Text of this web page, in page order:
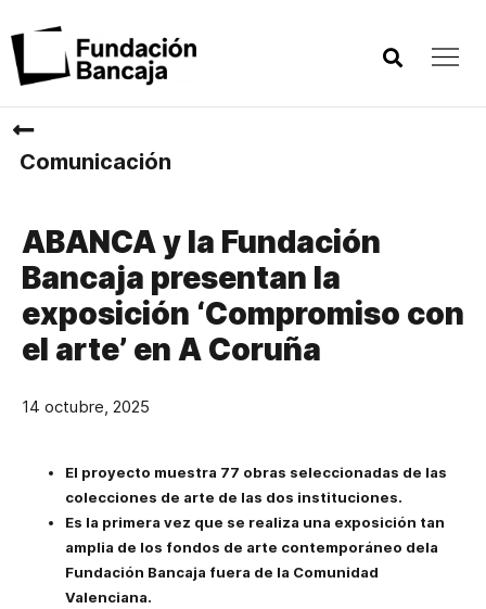
Comunicación
ABANCA y la Fundación
Bancaja presentan la
exposición ‘Compromiso con
el arte’ en A Coruña
14 octubre, 2025
El proyecto muestra 77 obras seleccionadas de las
colecciones de arte de las dos instituciones.
Es la primera vez que se realiza una exposición tan
amplia de los fondos de arte contemporáneo dela
Fundación Bancaja fuera de la Comunidad
Valenciana.